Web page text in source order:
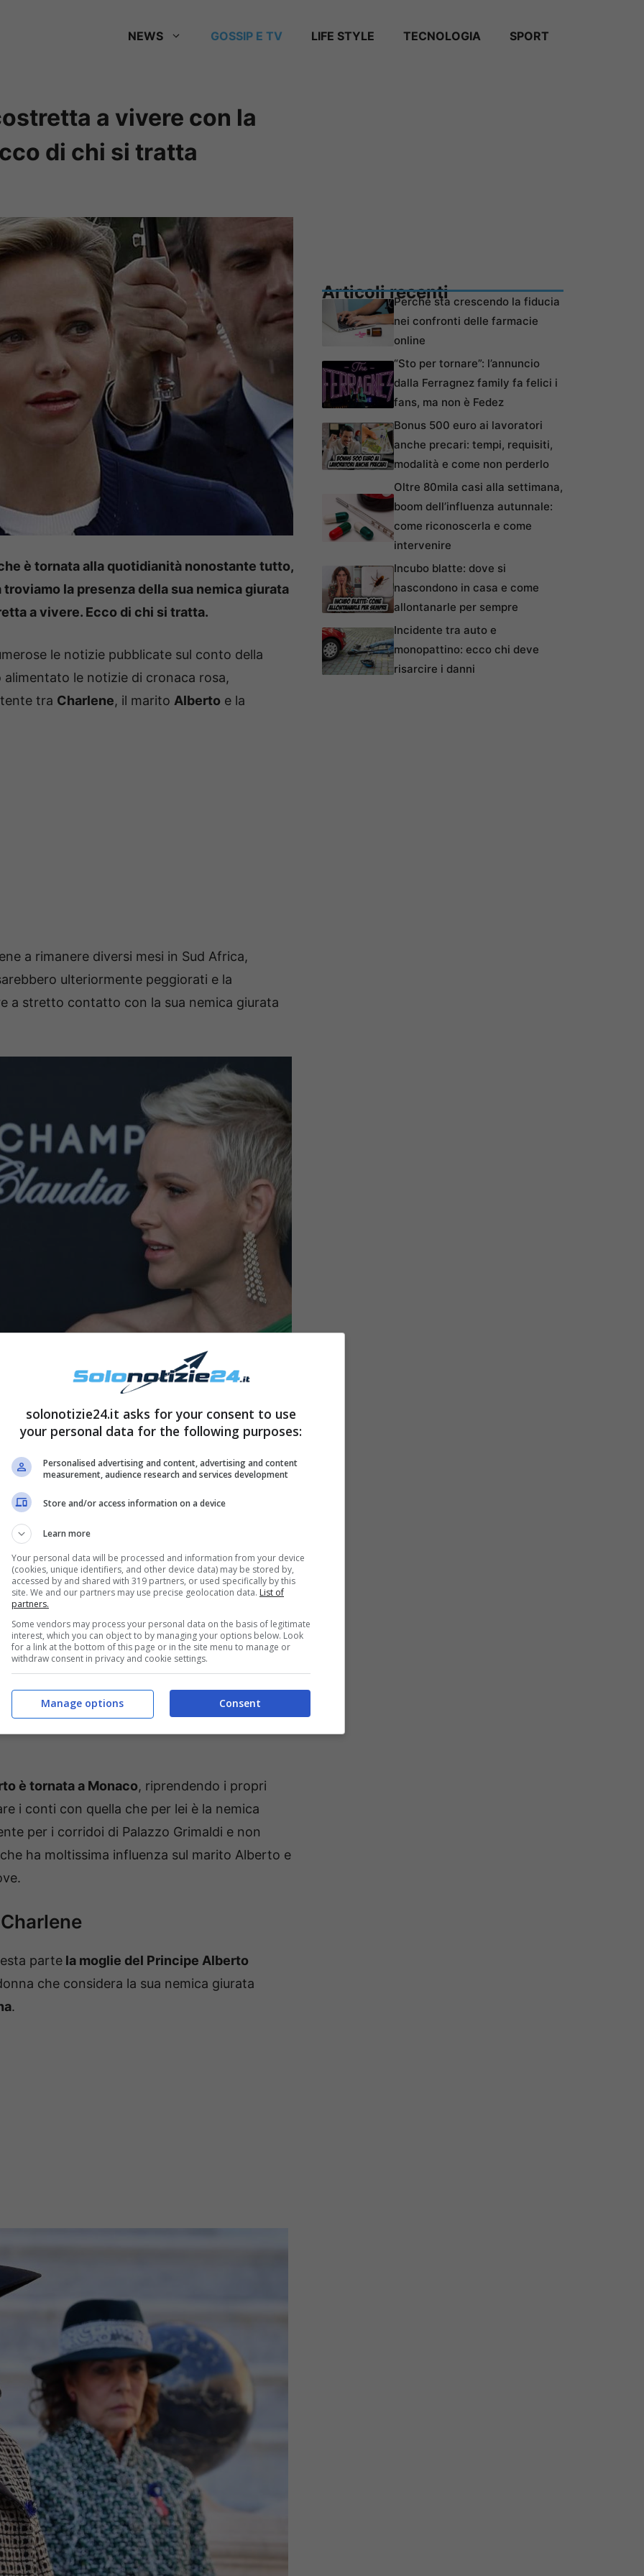
NEWS GOSSIP E TV LIFE STYLE TECNOLOGIA SPORT
a vivere con la
di chi si tratta
è tornata alla quotidianità nonostante tutto,
la presenza della sua nemica giurata
a vivere. Ecco di chi si tratta.
le notizie pubblicate sul conto della
alimentato le notizie di cronaca rosa,
tra Charlene, il marito Alberto e la
a rimanere diversi mesi in Sud Africa,
ulteriormente peggiorati e la
a stretto contatto con la sua nemica giurata
riesce a liberarsi della sua
costellato da numerose difficoltà per
una grave infezione e un lungo
fino in Svizzera per diversi mesi.
è tornata a Monaco, riprendendo i propri
i conti con quella che per lei è la nemica
per i corridoi di Palazzo Grimaldi e non
ha moltissima influenza sul marito Alberto e
parte la moglie del Principe Alberto
che considera la sua nemica giurata
.
Articoli recentiPerché sta crescendo la fiducia
nei confronti delle farmacie
online
“Sto per tornare”: l’annuncio
dalla Ferragnez family fa felici i
fans, ma non è Fedez
Bonus 500 euro ai lavoratori
anche precari: tempi, requisiti,
modalità e come non perderlo
Oltre 80mila casi alla settimana,
boom dell’influenza autunnale:
come riconoscerla e come
intervenire
Incubo blatte: dove si
nascondono in casa e come
allontanarle per sempre
Incidente tra auto e
monopattino: ecco chi deve
risarcire i danni
solonotizie24.it asks for your consent to use
your personal data for the following purposes:
Personalised advertising and content, advertising and content
measurement, audience research and services development
Store and/or access information on a device
Learn more
Your personal data will be processed and information from your device
(cookies, unique identifiers, and other device data) may be stored by,
accessed by and shared with 319 partners, or used specifically by this
site. We and our partners may use precise geolocation data. List of
partners.
Some vendors may process your personal data on the basis of legitimate
interest, which you can object to by managing your options below. Look
for a link at the bottom of this page or in the site menu to manage or
withdraw consent in privacy and cookie settings.
Consent
Manage options